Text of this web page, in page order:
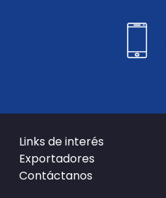
Links de interés
Exportadores
Contáctanos